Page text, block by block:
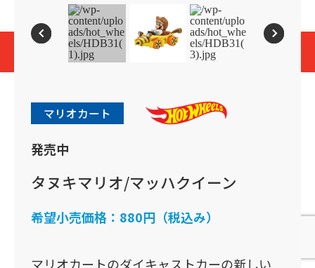
マリオカート
発売中
タヌキマリオ/マッハクイーン
希望小売価格： 880円（税込み）
マリオカートのダイキャストカーの新しい
© 2026 Mattel. All Rights Reserved.
page top